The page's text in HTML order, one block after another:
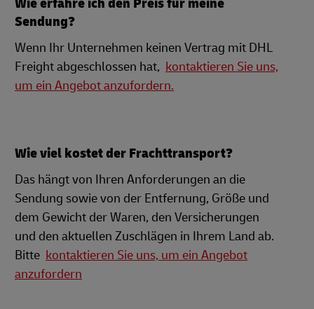
Sendung?
Wenn Ihr Unternehmen keinen Vertrag mit DHL
Freight abgeschlossen hat, kontaktieren Sie uns,
um ein Angebot anzufordern.
Wie viel kostet der Frachttransport?
Das hängt von Ihren Anforderungen an die
Sendung sowie von der Entfernung, Größe und
dem Gewicht der Waren, den Versicherungen
und den aktuellen Zuschlägen in Ihrem Land ab.
Bitte kontaktieren Sie uns, um ein Angebot
anzufordern